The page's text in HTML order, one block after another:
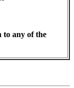
any of the